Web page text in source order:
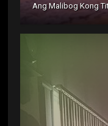
Ang Malibog Kong